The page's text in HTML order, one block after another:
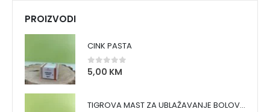
PROIZVODI
CINK PASTA
0 out of 5
5,00 KM
TIGROVA MAST ZA UBLAŽAVANJE BOLOVA I ZAGRIJAVANJE MIŠIĆA